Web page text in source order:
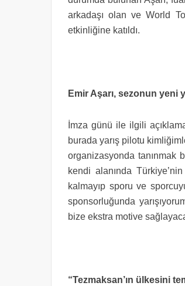
arkadaşı olan ve World
etkinliğine katıldı.
Emir Aşarı, sezonun yeni
İmza günü ile ilgili
burada yarış pilotu
organizasyonda tanınmak
kendi alanında
kalmayıp sporu ve
sponsorluğunda
bize ekstra motive
“Tezmaksan’ın ülkesini